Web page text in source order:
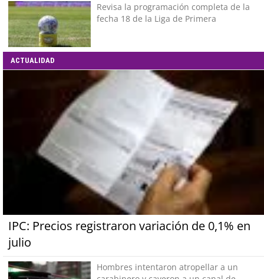
Revisa la programación completa de la
fecha 18 de la Liga de Primera
ACTUALIDAD
IPC: Precios registraron variación de 0,1% en
julio
Hombres intentaron atropellar a un